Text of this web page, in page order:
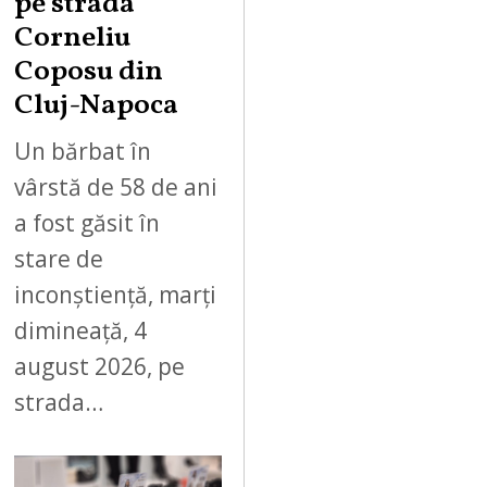
Corneliu
Coposu din
Cluj-Napoca
Un bărbat în
vârstă de 58 de ani
a fost găsit în
stare de
inconștiență, marți
dimineață, 4
august 2026, pe
strada…